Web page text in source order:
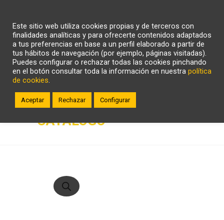
ZONA CLIENTE
CATÁLOGO
productos
Este sitio web utiliza cookies propias y de terceros con
finalidades analíticas y para ofrecerte contenidos adaptados
a tus preferencias en base a un perfil elaborado a partir de
tus hábitos de navegación (por ejemplo, páginas visitadas).
Puedes configurar o rechazar todas las cookies pinchando
en el botón consultar toda la información en nuestra política
de cookies.
Aceptar Rechazar Configurar